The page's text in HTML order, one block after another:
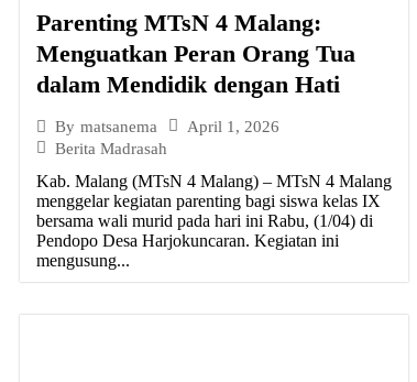
Parenting MTsN 4 Malang:
Menguatkan Peran Orang Tua
dalam Mendidik dengan Hati
By matsanema
April 1, 2026
Berita Madrasah
Kab. Malang (MTsN 4 Malang) – MTsN 4 Malang
menggelar kegiatan parenting bagi siswa kelas IX
bersama wali murid pada hari ini Rabu, (1/04) di
Pendopo Desa Harjokuncaran. Kegiatan ini
mengusung...